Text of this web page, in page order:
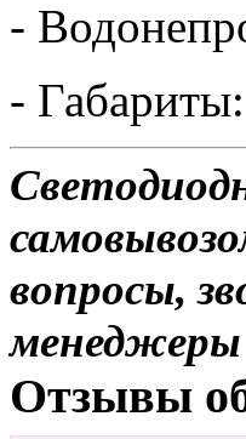
-
-
вопросы,
Отзывы